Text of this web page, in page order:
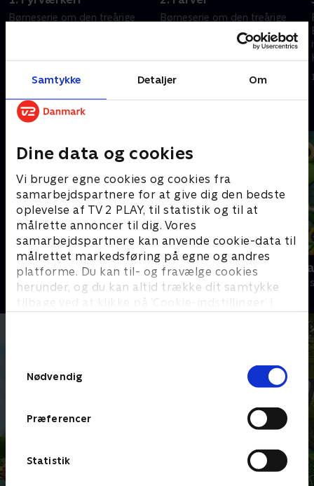
Samtykke Detaljer Om
Dine data og cookies
Vi bruger egne cookies og cookies fra
samarbejdspartnere for at give dig den bedste
oplevelse af TV 2 PLAY, til statistik og til at
målrette annoncer til dig. Vores
samarbejdspartnere kan anvende cookie-data til
målrettet markedsføring på egne og andres
platforme. Du kan til- og fravælge cookies
herunder, og du kan altid trække dit samtykke
tilbage ved at klikke på ’Cookie-indstillinger’ i
Nødvendig
Præferencer
Statistik
Børneserie om den treårige
1. maj 2023 • 7 min
Børneserie om den treårige
Bing, der indser, at der er så
meget at lære, når man er lille.
1. maj 2023 • 7 min
Andre så også
Gurli Gris
Børneserier • 4 sæsoner
Geckos
Børneserier • 2